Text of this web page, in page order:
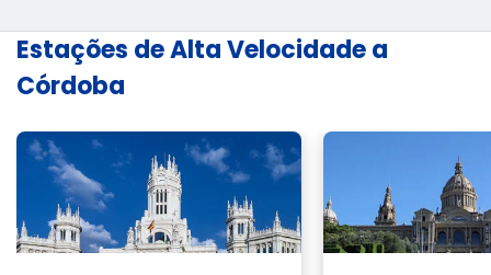
Estações de Alta Velocidade a
Córdoba